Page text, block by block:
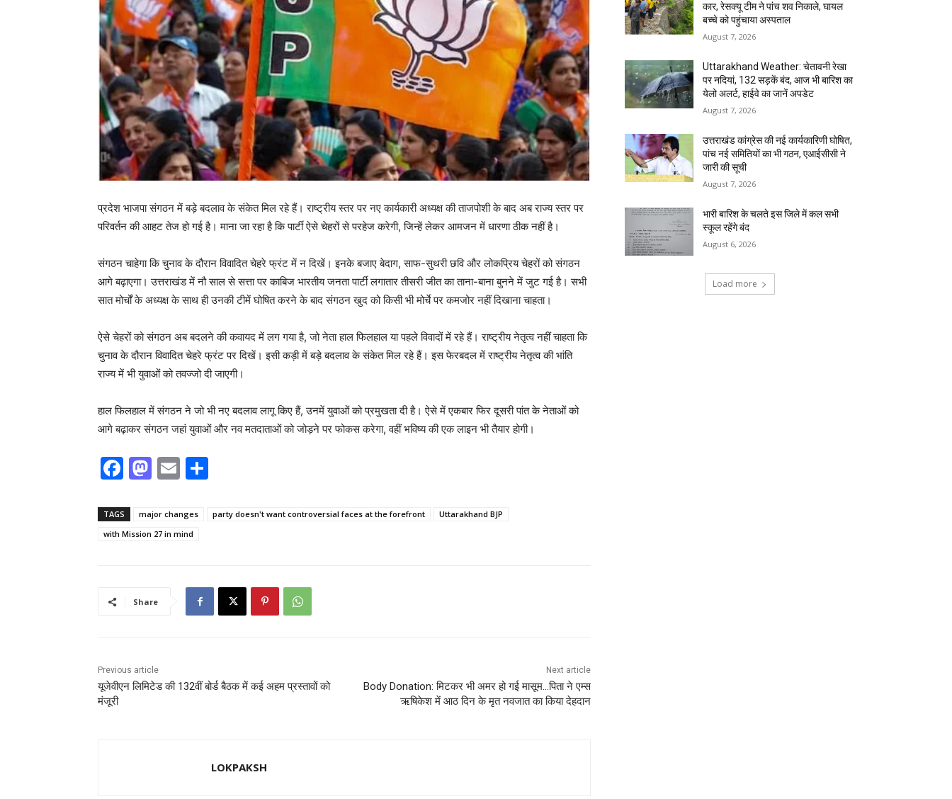
प्रदेश भाजपा संगठन में बड़े बदलाव के संकेत मिल रहे हैं। राष्ट्रीय स्तर पर नए कार्यकारी अध्यक्ष की ताजपोशी के बाद अब राज्य स्तर पर
परिवर्तन की आहट तेज हो गई है। माना जा रहा है कि पार्टी ऐसे चेहरों से परहेज करेगी, जिन्हें लेकर आमजन में धारणा ठीक नहीं है।
संगठन चाहेगा कि चुनाव के दौरान विवादित चेहरे फ्रंट में न दिखें। इनके बजाए बेदाग, साफ-सुथरी छवि और लोकप्रिय चेहरों को संगठन
आगे बढ़ाएगा। उत्तराखंड में नौ साल से सत्ता पर काबिज भारतीय जनता पार्टी लगातार तीसरी जीत का ताना-बाना बुनने में जुट गई है। सभी
सात मोर्चों के अध्यक्ष के साथ ही उनकी टीमें घोषित करने के बाद संगठन खुद को किसी भी मोर्चे पर कमजोर नहीं दिखाना चाहता।
ऐसे चेहरों को संगठन अब बदलने की कवायद में लग गया है, जो नेता हाल फिलहाल या पहले विवादों में रहे हैं। राष्ट्रीय नेतृत्व नहीं चाहता कि
चुनाव के दौरान विवादित चेहरे फ्रंट पर दिखें। इसी कड़ी में बड़े बदलाव के संकेत मिल रहे हैं। इस फेरबदल में राष्ट्रीय नेतृत्व की भांति
राज्य में भी युवाओं को तवज्जो दी जाएगी।
हाल फिलहाल में संगठन ने जो भी नए बदलाव लागू किए हैं, उनमें युवाओं को प्रमुखता दी है। ऐसे में एकबार फिर दूसरी पांत के नेताओं को
आगे बढ़ाकर संगठन जहां युवाओं और नव मतदाताओं को जोड़ने पर फोकस करेगा, वहीं भविष्य की एक लाइन भी तैयार होगी।
F
c
e
o
M
st
o
n
E
ai
l
ar
TAGS major changes party doesn't want controversial faces at the forefront
Uttarakhand BJP
with Mission 27 in mind
Share
Previous article
यूजेवीएन लिमिटेड की 132वीं बोर्ड बैठक में कई अहम प्रस्तावों को
मंजूरी
Next article
Body Donation: मिटकर भी अमर हो गई मासूम…पिता ने एम्स
ऋषिकेश में आठ दिन के मृत नवजात का किया देहदान
LOKPAKSH
कार, रेसक्यू टीम ने पांच शव निकाले, घायल
बच्चे को पहुंचाया अस्पताल
August 7, 2026
Uttarakhand Weather: चेतावनी रेखा
पर नदियां, 132 सड़कें बंद, आज भी बारिश का
येलो अलर्ट, हाईवे का जानें अपडेट
August 7, 2026
उत्तराखंड कांग्रेस की नई कार्यकारिणी घोषित,
पांच नई समितियों का भी गठन, एआईसीसी ने
जारी की सूची
August 7, 2026
भारी बारिश के चलते इस जिले में कल सभी
स्कूल रहेंगे बंद
August 6, 2026
Load more